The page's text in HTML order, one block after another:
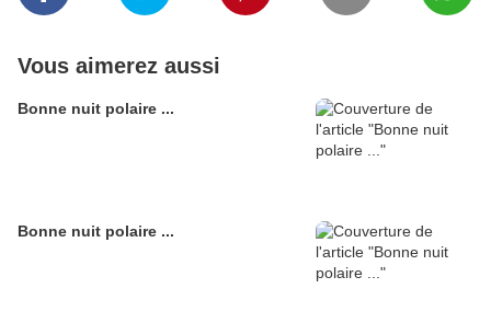
Vous aimerez aussi
Bonne nuit polaire ...
Bonne nuit polaire ...